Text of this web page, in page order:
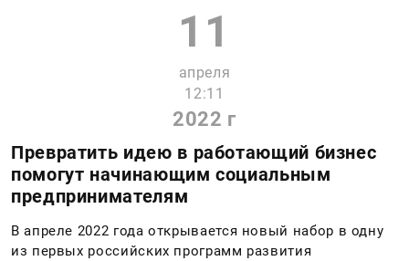
11
апреля
12:11
2022 г
Превратить идею в работающий бизнес
помогут начинающим социальным
предпринимателям
В апреле 2022 года открывается новый набор в одну
из первых российских программ развития